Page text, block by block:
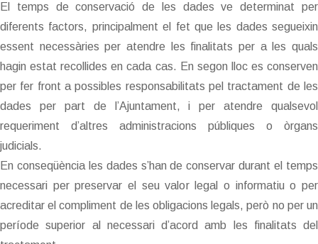
El temps de conservació de les dades ve determinat per
diferents factors, principalment el fet que les dades segueixin
essent necessàries per atendre les finalitats per a les quals
hagin estat recollides en cada cas. En segon lloc es conserven
per fer front a possibles responsabilitats pel tractament de les
dades per part de l’Ajuntament, i per atendre qualsevol
requeriment d’altres administracions públiques o òrgans
judicials.
En conseqüència les dades s’han de conservar durant el temps
necessari per preservar el seu valor legal o informatiu o per
acreditar el compliment de les obligacions legals, però no per un
període superior al necessari d’acord amb les finalitats del